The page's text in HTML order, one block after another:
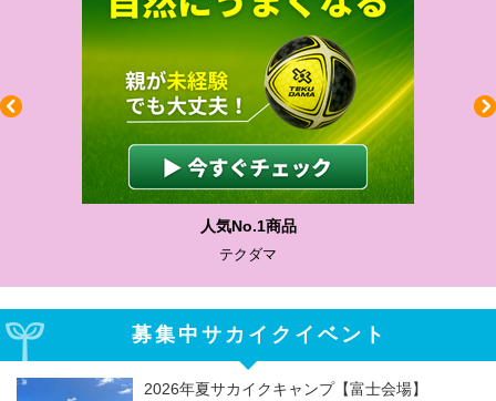
人気No.1商品
テクダマ
募集中サカイクイベント
2026年夏サカイクキャンプ【富士会場】